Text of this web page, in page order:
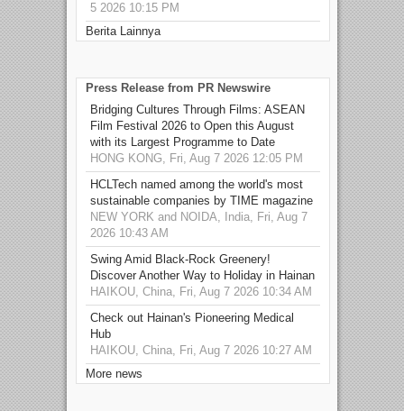
5 2026 10:15 PM
Berita Lainnya
Press Release from PR Newswire
Bridging Cultures Through Films: ASEAN
Film Festival 2026 to Open this August
with its Largest Programme to Date
HONG KONG, Fri, Aug 7 2026 12:05 PM
HCLTech named among the world's most
sustainable companies by TIME magazine
NEW YORK and NOIDA, India, Fri, Aug 7
2026 10:43 AM
Swing Amid Black‑Rock Greenery!
Discover Another Way to Holiday in Hainan
HAIKOU, China, Fri, Aug 7 2026 10:34 AM
Check out Hainan's Pioneering Medical
Hub
HAIKOU, China, Fri, Aug 7 2026 10:27 AM
More news